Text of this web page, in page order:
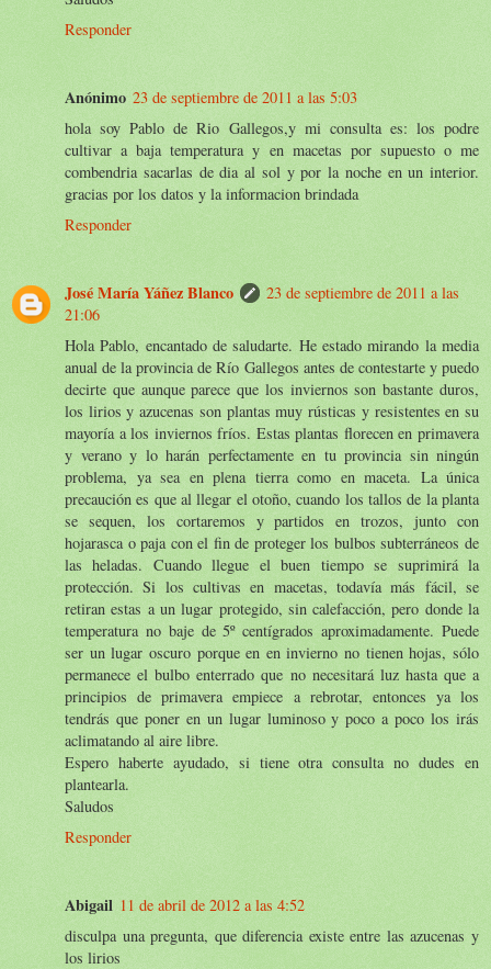
Responder
Anónimo 23 de septiembre de 2011 a las 5:03
hola soy Pablo de Rio Gallegos,y mi consulta es: los podre
cultivar a baja temperatura y en macetas por supuesto o me
combendria sacarlas de dia al sol y por la noche en un interior.
gracias por los datos y la informacion brindada
Responder
José María Yáñez Blanco
23 de septiembre de 2011 a las
21:06
Hola Pablo, encantado de saludarte. He estado mirando la media
anual de la provincia de Río Gallegos antes de contestarte y puedo
decirte que aunque parece que los inviernos son bastante duros,
los lirios y azucenas son plantas muy rústicas y resistentes en su
mayoría a los inviernos fríos. Estas plantas florecen en primavera
y verano y lo harán perfectamente en tu provincia sin ningún
problema, ya sea en plena tierra como en maceta. La única
precaución es que al llegar el otoño, cuando los tallos de la planta
se sequen, los cortaremos y partidos en trozos, junto con
hojarasca o paja con el fin de proteger los bulbos subterráneos de
las heladas. Cuando llegue el buen tiempo se suprimirá la
protección. Si los cultivas en macetas, todavía más fácil, se
retiran estas a un lugar protegido, sin calefacción, pero donde la
temperatura no baje de 5º centígrados aproximadamente. Puede
ser un lugar oscuro porque en en invierno no tienen hojas, sólo
permanece el bulbo enterrado que no necesitará luz hasta que a
principios de primavera empiece a rebrotar, entonces ya los
tendrás que poner en un lugar luminoso y poco a poco los irás
aclimatando al aire libre.
Espero haberte ayudado, si tiene otra consulta no dudes en
plantearla.
Saludos
Responder
Abigail 11 de abril de 2012 a las 4:52
disculpa una pregunta, que diferencia existe entre las azucenas y
los lirios